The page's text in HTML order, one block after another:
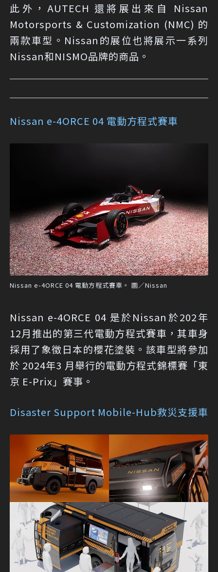
此外，AUTECH 還將展出來自 Nissan
Motorsports & Customization (NMC) 的
兩款車型。Nissan的展位也將展示一系列
Nissan和NISMO品牌的商品。
Nissan e-4ORCE 04 電動方程式賽車
Nissan e-4ORCE 04 電動方程式賽車。 圖／Nissan
Nissan e-4ORCE 04 是於Nissan於202年
12月推出的第三代電動方程式賽車，其車身
採用了象徵日本的櫻花塗裝。該車型將參加
於 2024年3 月舉行的電動方程式錦標賽「東
京 E-Prix」賽事。
Disaster Support Mobile-Hub救災支援車